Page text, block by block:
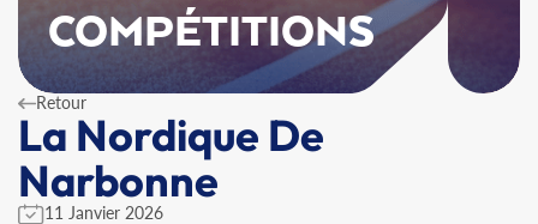
COMPÉTITIONS
Retour
La Nordique De
Narbonne
11 Janvier 2026